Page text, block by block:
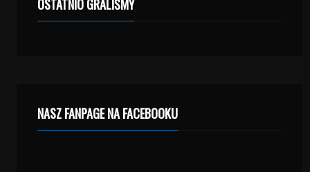
OSTATNIO GRALIŚMY
NASZ FANPAGE NA FACEBOOKU